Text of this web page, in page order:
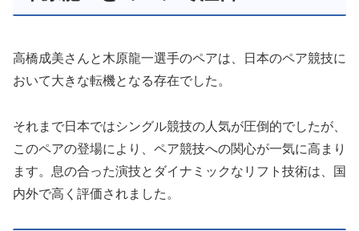
高橋成美さんと木原龍一選手のペアは、日本のペア競技に
おいて大きな転機となる存在でした。
それまで日本ではシングル競技の人気が圧倒的でしたが、
このペアの登場により、ペア競技への関心が一気に高まり
ます。息の合った演技とダイナミックなリフト技術は、国
内外で高く評価されました。